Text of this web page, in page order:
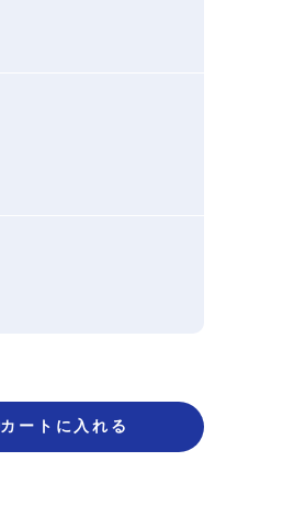
カートに入れる